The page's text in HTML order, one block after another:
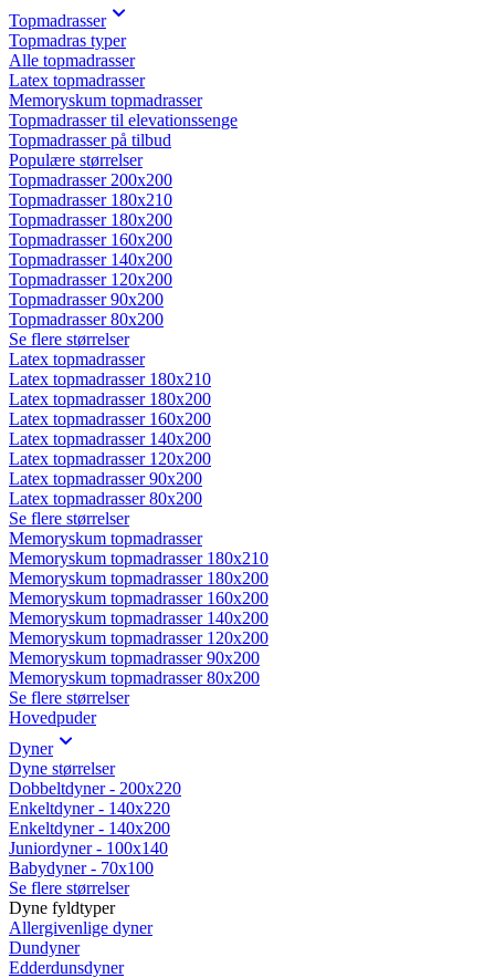
Topmadrasser
Topmadras typer
Alle topmadrasser
Latex topmadrasser
Memoryskum topmadrasser
Topmadrasser til elevationssenge
Topmadrasser på tilbud
Populære størrelser
Topmadrasser 200x200
Topmadrasser 180x210
Topmadrasser 180x200
Topmadrasser 160x200
Topmadrasser 140x200
Topmadrasser 120x200
Topmadrasser 90x200
Topmadrasser 80x200
Se flere størrelser
Latex topmadrasser
Latex topmadrasser 180x210
Latex topmadrasser 180x200
Latex topmadrasser 160x200
Latex topmadrasser 140x200
Latex topmadrasser 120x200
Latex topmadrasser 90x200
Latex topmadrasser 80x200
Se flere størrelser
Memoryskum topmadrasser
Memoryskum topmadrasser 180x210
Memoryskum topmadrasser 180x200
Memoryskum topmadrasser 160x200
Memoryskum topmadrasser 140x200
Memoryskum topmadrasser 120x200
Memoryskum topmadrasser 90x200
Memoryskum topmadrasser 80x200
Se flere størrelser
Hovedpuder
Dyner
Dyne størrelser
Dobbeltdyner - 200x220
Enkeltdyner - 140x220
Enkeltdyner - 140x200
Juniordyner - 100x140
Babydyner - 70x100
Se flere størrelser
Dyne fyldtyper
Allergivenlige dyner
Dundyner
Edderdunsdyner